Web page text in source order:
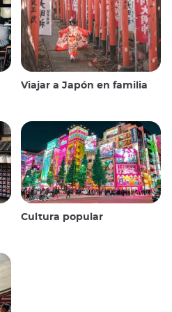
Viajar a Japón en familia
Cultura popular